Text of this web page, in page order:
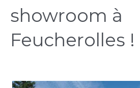
showroom à
Feucherolles !